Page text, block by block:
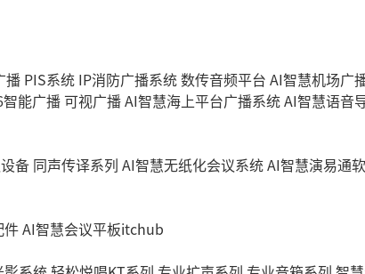
播 PIS系统 IP消防广播系统数传音频平台 AI智慧机场广
智能广播 可视广播AI智慧海上平台广播系统AI智慧语音
备 同声传译系列 AI智慧无纸化会议系统AI智慧演易通
件AI智慧会议平板itchub